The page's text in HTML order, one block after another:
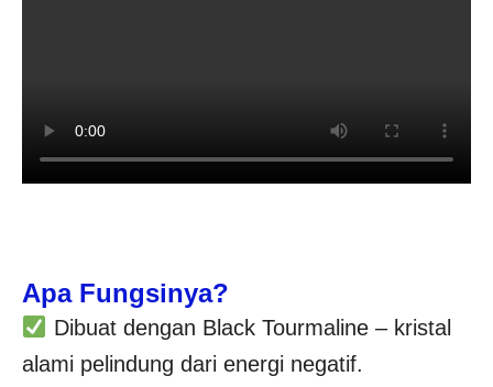
Apa Fungsinya?
Dibuat dengan Black Tourmaline – kristal
alami pelindung dari energi negatif.